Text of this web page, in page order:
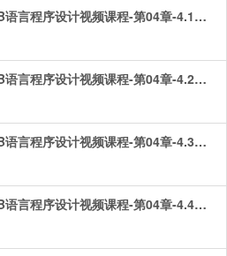
计算机二级VB语言程序设计视频课程-第04章-4.1数据类型.mp4
计算机二级VB语言程序设计视频课程-第04章-4.2常量和变量.mp4
计算机二级VB语言程序设计视频课程-第04章-4.3变量的作用域.mp4
计算机二级VB语言程序设计视频课程-第04章-4.4常用内部函数（1）.mp4